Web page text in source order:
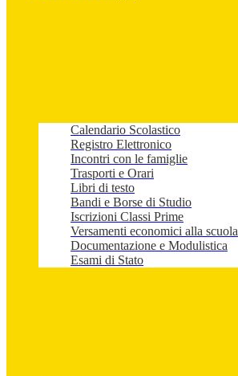
Calendario Scolastico
Registro Elettronico
Incontri con le famiglie
Trasporti e Orari
Libri di testo
Bandi e Borse di Studio
Iscrizioni Classi Prime
Versamenti economici alla scuola
Documentazione e Modulistica
Esami di Stato